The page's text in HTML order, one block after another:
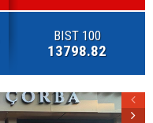
BIST 100
13798.82